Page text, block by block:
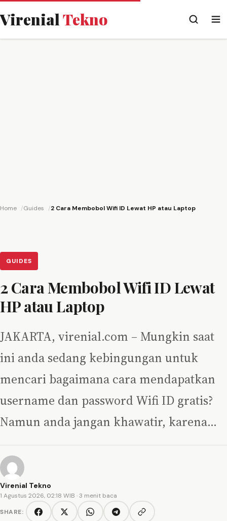
VirenialTekno
Home Guides 2 Cara Membobol Wifi ID Lewat HP atau Laptop
GUIDES
2 Cara Membobol Wifi ID Lewat
HP atau Laptop
JAKARTA, virenial.com – Mungkin saat
ini anda sedang kebingungan untuk
mencari bagaimana cara mendapatkan
username dan password Wifi ID gratis?
Namun anda jangan khawatir, karena…
Virenial Tekno
1 Agustus 2026, 02:18 WIB · 3 menit baca
SHARE:
FacebookTwitter/XWhatsAppTelegramCopy link